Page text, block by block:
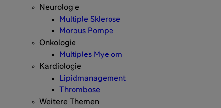
Neurologie
Multiple Sklerose
Morbus Pompe
Onkologie
Multiples Myelom
Kardiologie
Lipidmanagement
Thrombose
Weitere Themen